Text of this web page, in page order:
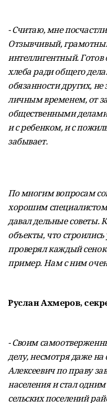
- Считаю, мне
Отзывчивый,
интеллигентный. Готов
хлеба ради общего
обязанности других, не
личным временем, от
общественными
и с ребенком, и с
забывает.
По многим вопросам
хорошим
давал дельные советы.
объекты, что
проверял каждый
пример. Нам с ним
Руслан Ахмеров,
- Своим
делу, несмотря даже на
Алексеевич по праву
населения и стал
сельских поселений